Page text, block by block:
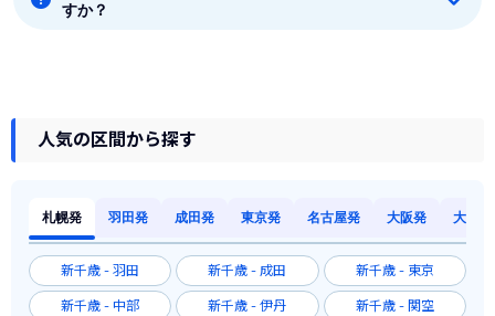
ります。
すか？
人気の区間から探す
札幌発 羽田発 成田発 東京発 名古屋発 大阪発 大阪発
新千歳 - 羽田 新千歳 - 成田 新千歳 - 東京
新千歳 - 中部 新千歳 - 伊丹 新千歳 - 関空